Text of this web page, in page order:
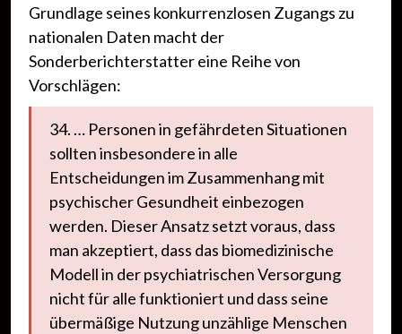
Grundlage seines konkurrenzlosen Zugangs zu
nationalen Daten macht der
Sonderberichterstatter eine Reihe von
Vorschlägen:
34. … Personen in gefährdeten Situationen
sollten insbesondere in alle
Entscheidungen im Zusammenhang mit
psychischer Gesundheit einbezogen
werden. Dieser Ansatz setzt voraus, dass
man akzeptiert, dass das biomedizinische
Modell in der psychiatrischen Versorgung
nicht für alle funktioniert und dass seine
übermäßige Nutzung unzählige Menschen